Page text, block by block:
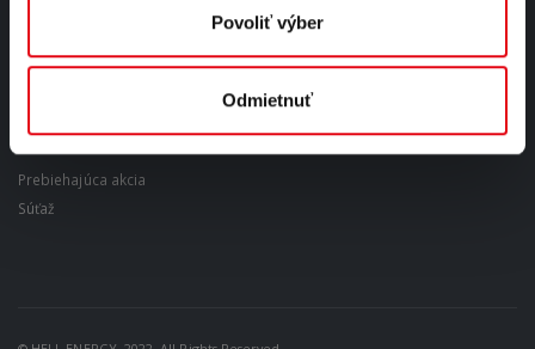
Povoliť výber
Odmietnuť
AKTUÁLNE
Prebiehajúca akcia
Súťaž